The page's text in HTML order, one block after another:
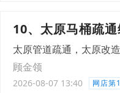
10、太原马桶疏
太原管道疏通，太原改
顾金领
2026-08-07 13:40 网店第